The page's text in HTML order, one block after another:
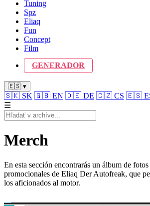
Tuning
Spz
Eliaq
Fun
Concept
Film
GENERADOR
🇪🇸 ▾
🇸🇰 SK 🇬🇧 EN 🇩🇪 DE 🇨🇿 CS 🇪🇸
☰
Merch
En esta sección encontrarás un álbum de
promocionales de Eliaq Der Autofreak, que
los aficionados al motor.